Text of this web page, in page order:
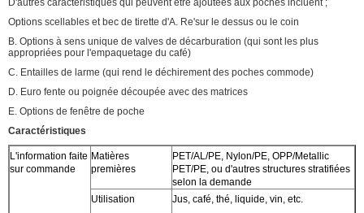
D'autres caractéristiques qui peuvent être ajoutées aux poches incluent ;
Options scellables et bec de tirette d'A. Re'sur le dessus ou le coin
B. Options à sens unique de valves de décarburation (qui sont les plus
appropriées pour l'empaquetage du café)
C. Entailles de larme (qui rend le déchirement des poches commode)
D. Euro fente ou poignée découpée avec des matrices
E. Options de fenêtre de poche
Caractéristiques
L'information faite
sur commande
Matières
premières
PET/AL/PE, Nylon/PE, OPP/Metallic
PET/PE, ou d'autres structures stratifiées
selon la demande
Utilisation
Jus, café, thé, liquide, vin, etc.